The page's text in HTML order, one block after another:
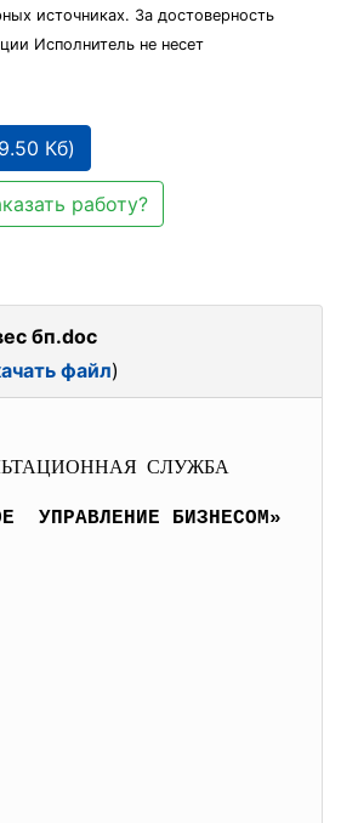
источниках. За достоверность
Исполнитель не несет
Кб)
работу?
бп.doc
файл)
СЛУЖБА
УПРАВЛЕНИЕ БИЗНЕСОМ»